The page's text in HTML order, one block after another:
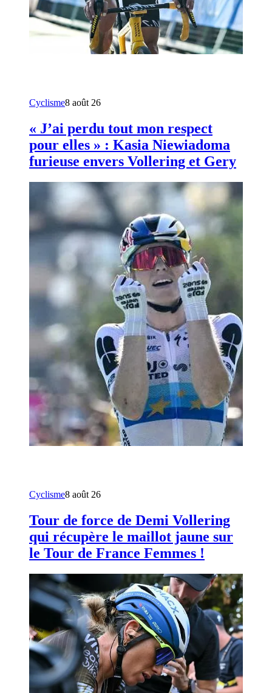
Cyclisme8 août 26
« J’ai perdu tout mon respect
pour elles » : Kasia Niewiadoma
furieuse envers Vollering et Gery
Cyclisme8 août 26
Tour de force de Demi Vollering
qui récupère le maillot jaune sur
le Tour de France Femmes !